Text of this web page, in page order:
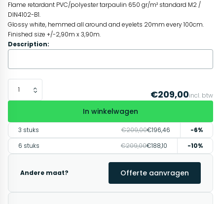
Flame retardant PVC/polyester tarpaulin 650 gr/m² standard M2 /
DIN4102-B1.
Glossy white, hemmed all around and eyelets 20mm every 100cm.
Finished size +/-2,90m x 3,90m.
Description:
€209,00incl. btw
In winkelwagen
3 stuks €209,00€196,46
-6%
6 stuks
€209,00€188,10 -10%
Andere maat? Offerte aanvragen